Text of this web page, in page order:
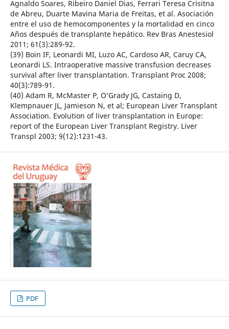
Agnaldo Soares, Ribeiro Daniel Dias, Ferrari Teresa Crisitna
de Abreu, Duarte Mavina Maria de Freitas, et al. Asociación
entre el uso de hemocomponentes y la mortalidad en cinco
Años después de transplante hepático. Rev Bras Anestesiol
2011; 61(3):289-92.
(39) Boin IF, Leonardi MI, Luzo AC, Cardoso AR, Caruy CA,
Leonardi LS. Intraoperative massive transfusion decreases
survival after liver transplantation. Transplant Proc 2008;
40(3):789-91.
(40) Adam R, McMaster P, O’Grady JG, Castaing D,
Klempnauer JL, Jamieson N, et al; European Liver Transplant
Association. Evolution of liver transplantation in Europe:
report of the European Liver Transplant Registry. Liver
Transpl 2003; 9(12):1231-43.
PDF